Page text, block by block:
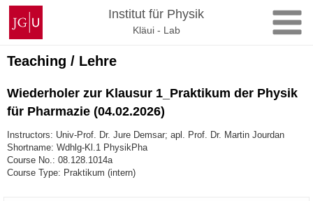
Skip
content
Johannes
Gutenberg
University
Mainz
Institut für Physik
Kläui - Lab
Teaching / Lehre
Wiederholer zur Klausur 1_Praktikum der Physik
für Pharmazie (04.02.2026)
Instructors: Univ-Prof. Dr. Jure Demsar; apl. Prof. Dr. Martin Jourdan
Shortname: Wdhlg-Kl.1 PhysikPha
Course No.: 08.128.1014a
Course Type: Praktikum (intern)